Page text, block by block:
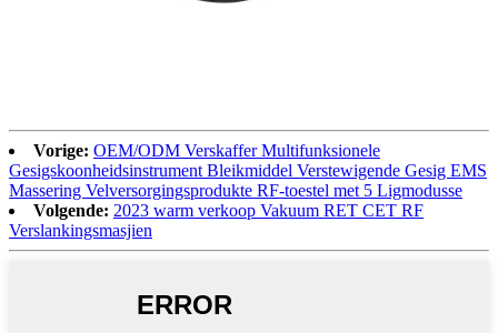
Vorige: OEM/ODM Verskaffer Multifunksionele
Gesigskoonheidsinstrument Bleikmiddel Verstewigende Gesig EMS
Massering Velversorgingsprodukte RF-toestel met 5 Ligmodusse
Volgende: 2023 warm verkoop Vakuum RET CET RF
Verslankingsmasjien